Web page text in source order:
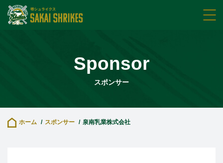
Sponsor
スポンサー
ホーム スポンサー 泉南乳業株式会社